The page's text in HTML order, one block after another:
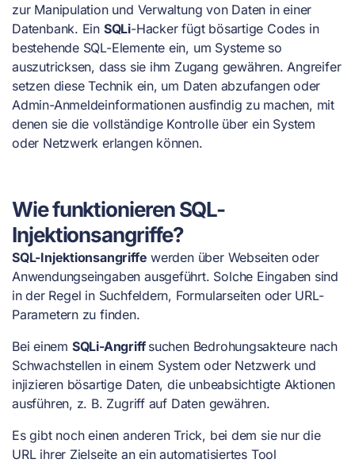
zur Manipulation und Verwaltung von Daten in einer
Datenbank. Ein SQLi-Hacker fügt bösartige Codes in
bestehende SQL-Elemente ein, um Systeme so
auszutricksen, dass sie ihm Zugang gewähren. Angreifer
setzen diese Technik ein, um Daten abzufangen oder
Admin-Anmeldeinformationen ausfindig zu machen, mit
denen sie die vollständige Kontrolle über ein System
oder Netzwerk erlangen können.
Wie funktionieren SQL-
Injektionsangriffe?
SQL-Injektionsangriffe werden über Webseiten oder
Anwendungseingaben ausgeführt. Solche Eingaben sind
in der Regel in Suchfeldern, Formularseiten oder URL-
Parametern zu finden.
Bei einem SQLi-Angriff suchen Bedrohungsakteure nach
Schwachstellen in einem System oder Netzwerk und
injizieren bösartige Daten, die unbeabsichtigte Aktionen
ausführen, z. B. Zugriff auf Daten gewähren.
Es gibt noch einen anderen Trick, bei dem sie nur die
URL ihrer Zielseite an ein automatisiertes Tool